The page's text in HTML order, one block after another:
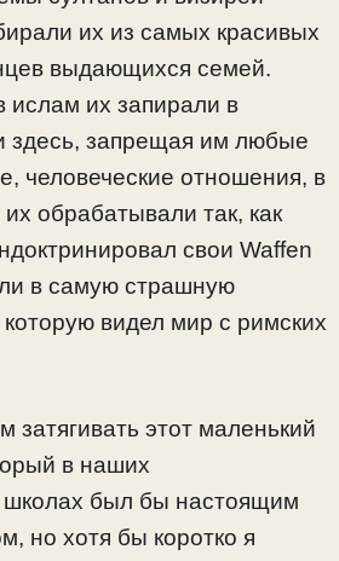
их из самых красивых
выдающихся семей.
ислам их запирали в
здесь, запрещая им любые
человеческие отношения, в
обрабатывали так, как
свои Waffen
в самую страшную
видел мир с римских
затягивать этот маленький
в наших
школах был бы настоящим
но хотя бы коротко я